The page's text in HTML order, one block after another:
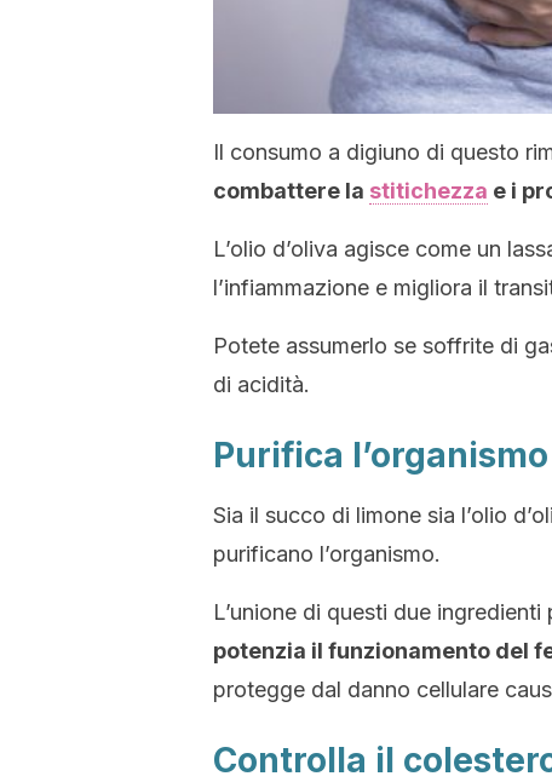
Il consumo a digiuno di questo
combattere la stitichezza e i
L’olio d’oliva agisce come un
l’infiammazione e migliora il
Potete assumerlo se soffrite di
di acidità.
Purifica l’organismo
Sia il succo di limone sia l’olio
purificano l’organismo.
L’unione di questi due
potenzia il funzionamento del
protegge dal danno cellulare
Controlla il